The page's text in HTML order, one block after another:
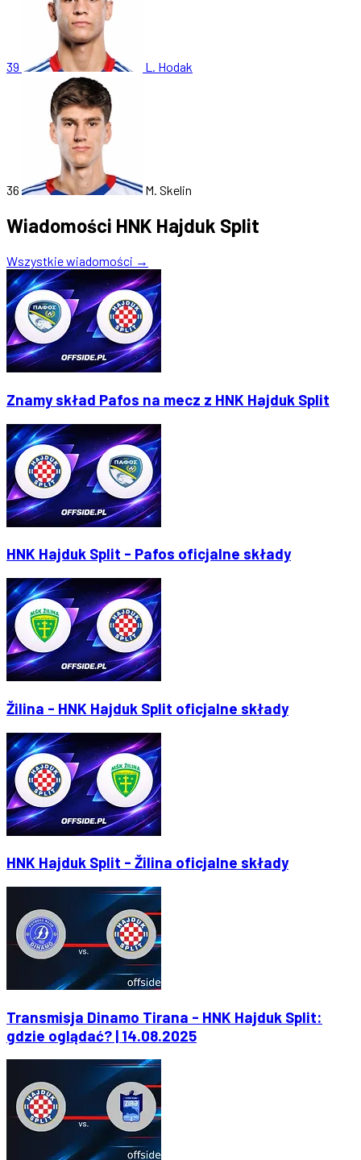
39 L. Hodak
36 M. Skelin
Wiadomości HNK Hajduk Split
Wszystkie wiadomości →
Znamy skład Pafos na mecz z HNK Hajduk Split
HNK Hajduk Split - Pafos oficjalne składy
Žilina - HNK Hajduk Split oficjalne składy
HNK Hajduk Split - Žilina oficjalne składy
Transmisja Dinamo Tirana - HNK Hajduk Split:
gdzie oglądać? | 14.08.2025